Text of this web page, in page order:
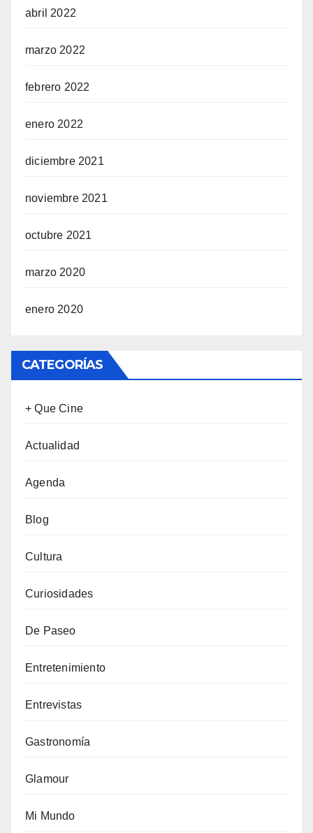
abril 2022
marzo 2022
febrero 2022
enero 2022
diciembre 2021
noviembre 2021
octubre 2021
marzo 2020
enero 2020
CATEGORÍAS
+ Que Cine
Actualidad
Agenda
Blog
Cultura
Curiosidades
De Paseo
Entretenimiento
Entrevistas
Gastronomía
Glamour
Mi Mundo